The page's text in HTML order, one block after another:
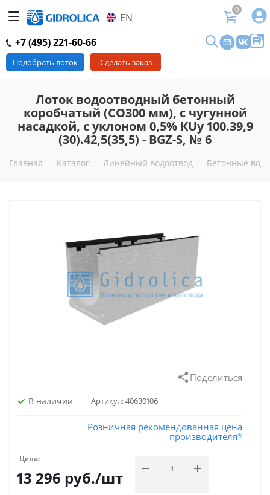
EN
0
+7 (495) 221-60-66
Подобрать лоток Сделать заказ
Лоток водоотводный бетонный
коробчатый (СО300 мм), с чугунной
насадкой, с уклоном 0,5% КUу 100.39,9
(30).42,5(35,5) - BGZ-S, № 6
Главная - Каталог - Линейный водоотвод - Бетонные
Поделиться
В наличии Артикул:40630106
Розничная рекомендованная цена
производителя*
Цена:
13 296 руб./шт